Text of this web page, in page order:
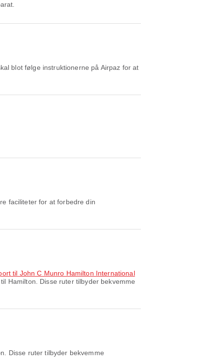
faciliteter for at forbedre din
til John C Munro Hamilton International
Hamilton. Disse ruter tilbyder bekvemme
Disse ruter tilbyder bekvemme